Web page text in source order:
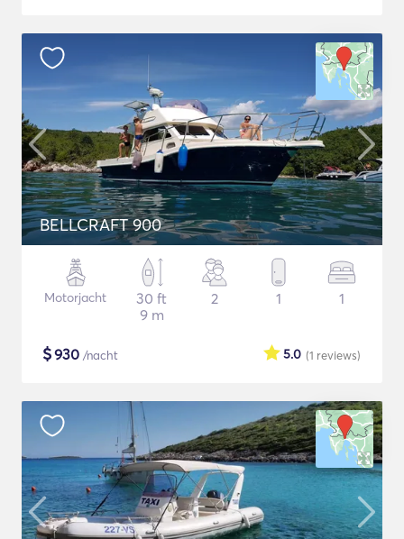
BELLCRAFT 900
Motorjacht
30 ft
9 m
2 1 1
$930 /nacht (1 reviews)
5.0